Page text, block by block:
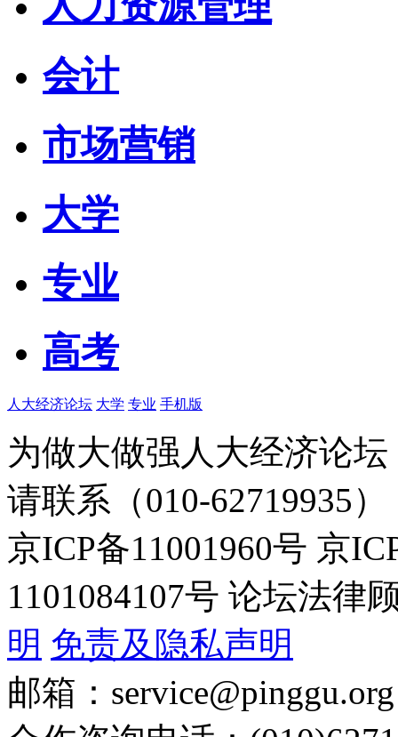
会计
市场营销
大学
专业
高考
人大经济论坛 大学 专业 手机版
为做大做强人大经济论
请联系（010-62719935）
京ICP备11001960号 京
1101084107号 论坛法律
明 免责及隐私声明
邮箱：service@pinggu.org